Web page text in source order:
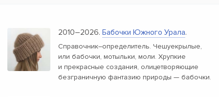
2010–2026. Бабочки Южного Урала.
Справочник–определитель. Чешуекрылые,
или бабочки, мотыльки, моли. Хрупкие
и прекрасные создания, олицетворяющие
безграничную фантазию природы — бабочки.